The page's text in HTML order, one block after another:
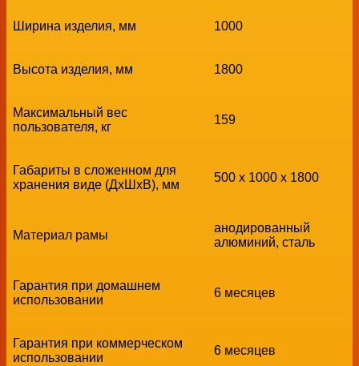
Ширина изделия, мм 1000
Высота изделия, мм 1800
Максимальный вес
пользователя, кг
159
Габариты в сложенном для
хранения виде (ДхШхВ), мм
500 х 1000 х 1800
Материал рамы
анодированный
алюминий, сталь
Гарантия при домашнем
использовании
6 месяцев
Гарантия при коммерческом
использовании
6 месяцев